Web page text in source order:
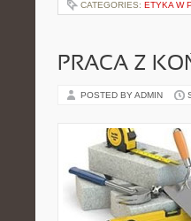
CATEGORIES: ETYKA W
PRACA Z
POSTED BY ADMIN